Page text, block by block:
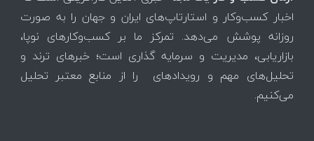
اخبار کسب‌وکار و استارتاپ‌های ایران و جهان را به صورت
روزانه پوشش می‌دهد. تمرکز ما بر کسب‌وکارهای نوپا،
بازاریابی، مدیریت و سرمایه گذاری است؛ خبرهای ترند و
تحلیل‌های مهم و رویدادهای را از منابع معتبر تحلیل
می‌کنیم.